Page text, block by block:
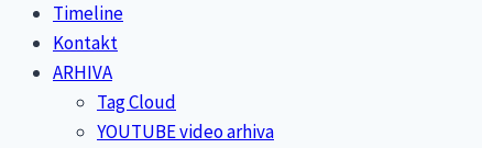
Timeline
Kontakt
ARHIVA
Tag Cloud
YOUTUBE video arhiva